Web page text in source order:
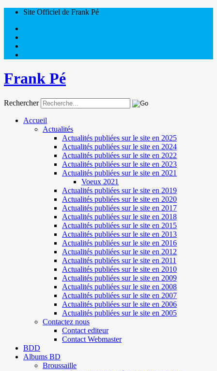
Site Officiel de Frank Pé
Frank Pé
Rechercher
Accueil
Actualités
Actualités publiées sur le site en 2025
Actualités publiées sur le site en 2024
Actualités publiées sur le site en 2022
Actualités publiées sur le site en 2023
Actualités publiées sur le site en 2021
Voeux 2021
Actualités publiées sur le site en 2019
Actualités publiées sur le site en 2020
Actualités publiées sur le site en 2017
Actualités publiées sur le site en 2018
Actualités publiées sur le site en 2015
Actualités publiées sur le site en 2013
Actualités publiées sur le site en 2016
Actualités publiées sur le site en 2012
Actualités publiées sur le site en 2011
Actualités publiées sur le site en 2010
Actualités publiées sur le site en 2009
Actualités publiées sur le site en 2008
Actualités publiées sur le site en 2007
Actualités publiées sur le site en 2006
Actualités publiées sur le site en 2005
Contactez nous
Contact editeur
Contact Webmaster
BDD
Albums BD
Broussaille